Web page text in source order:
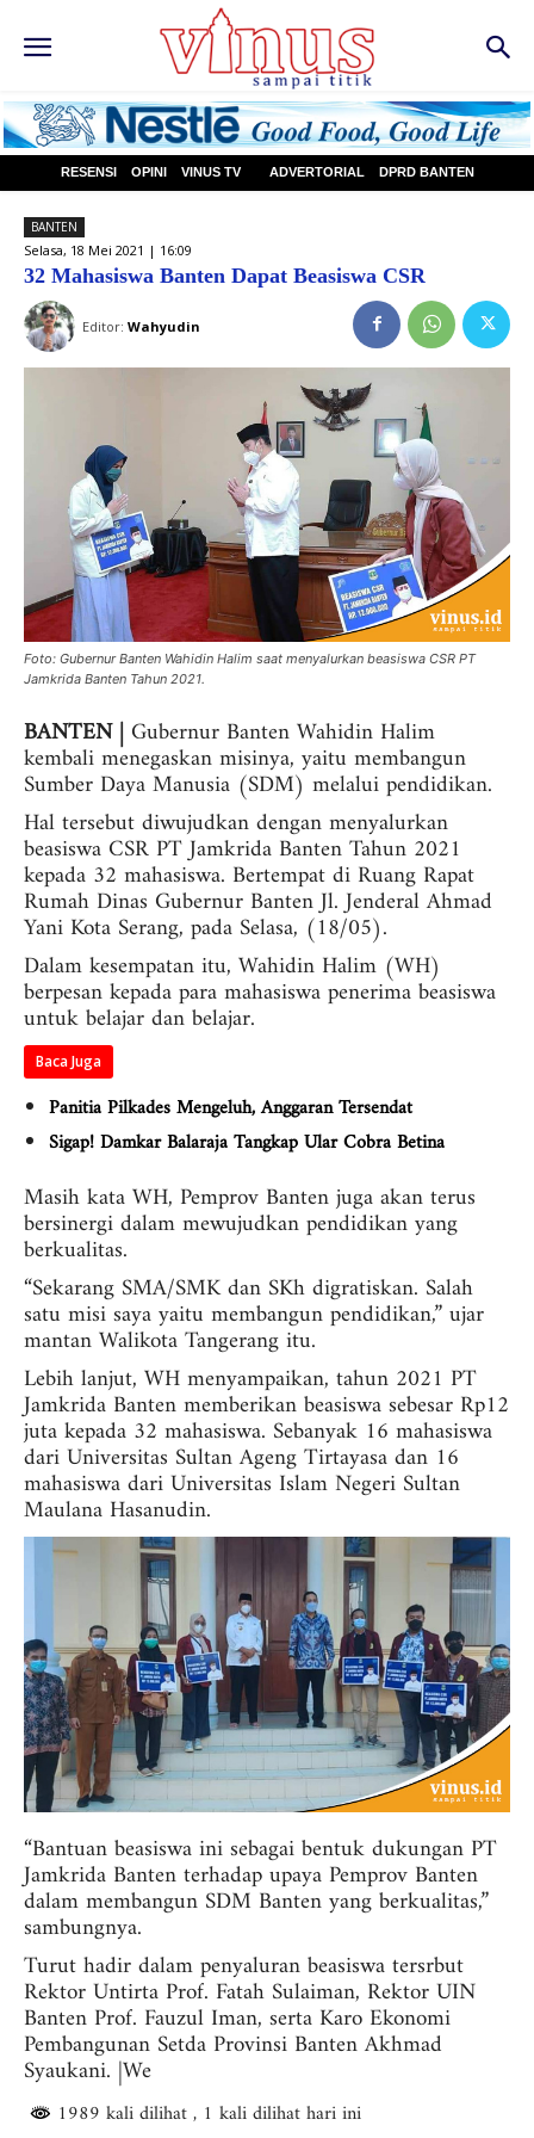
RESENSI OPINI VINUS TV ADVERTORIAL DPRD BANTEN
BANTEN
Selasa, 18 Mei 2021 | 16:09
32 Mahasiswa Banten Dapat Beasiswa CSR
Editor: Wahyudin
Foto: Gubernur Banten Wahidin Halim saat menyalurkan beasiswa CSR PT
Jamkrida Banten Tahun 2021.
BANTEN | Gubernur Banten Wahidin Halim
kembali menegaskan misinya, yaitu membangun
Sumber Daya Manusia (SDM) melalui pendidikan.
Hal tersebut diwujudkan dengan menyalurkan
beasiswa CSR PT Jamkrida Banten Tahun 2021
kepada 32 mahasiswa. Bertempat di Ruang Rapat
Rumah Dinas Gubernur Banten Jl. Jenderal Ahmad
Yani Kota Serang, pada Selasa, (18/05).
Dalam kesempatan itu, Wahidin Halim (WH)
berpesan kepada para mahasiswa penerima beasiswa
untuk belajar dan belajar.
Baca Juga
Panitia Pilkades Mengeluh, Anggaran Tersendat
Sigap! Damkar Balaraja Tangkap Ular Cobra Betina
Masih kata WH, Pemprov Banten juga akan terus
bersinergi dalam mewujudkan pendidikan yang
berkualitas.
“Sekarang SMA/SMK dan SKh digratiskan. Salah
satu misi saya yaitu membangun pendidikan,” ujar
mantan Walikota Tangerang itu.
Lebih lanjut, WH menyampaikan, tahun 2021 PT
Jamkrida Banten memberikan beasiswa sebesar Rp12
juta kepada 32 mahasiswa. Sebanyak 16 mahasiswa
dari Universitas Sultan Ageng Tirtayasa dan 16
mahasiswa dari Universitas Islam Negeri Sultan
Maulana Hasanudin.
“Bantuan beasiswa ini sebagai bentuk dukungan PT
Jamkrida Banten terhadap upaya Pemprov Banten
dalam membangun SDM Banten yang berkualitas,”
sambungnya.
Turut hadir dalam penyaluran beasiswa tersrbut
Rektor Untirta Prof. Fatah Sulaiman, Rektor UIN
Banten Prof. Fauzul Iman, serta Karo Ekonomi
Pembangunan Setda Provinsi Banten Akhmad
Syaukani. |We
1989 kali dilihat, 1 kali dilihat hari ini